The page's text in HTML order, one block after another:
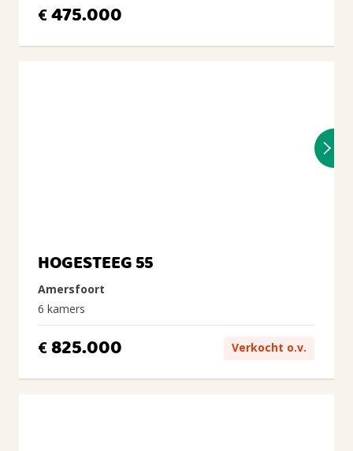
€475.000
HOGESTEEG 55
Amersfoort
6 kamers
€ 825.000 Verkocht o.v.